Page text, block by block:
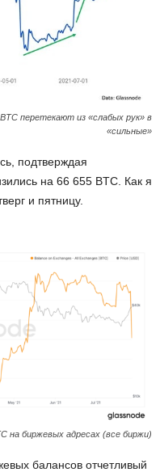
перетекают из «слабых рук» в
«сильные»
подтверждая
на 66 655 BTC. Как я
и пятницу.
на биржевых адресах (все биржи)
балансов отчетливый